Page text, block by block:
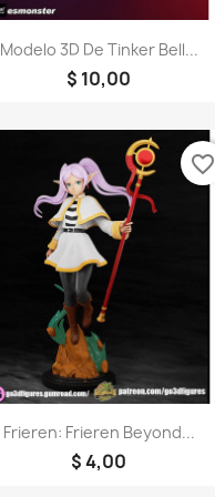
Visualização rápida
Modelo 3D De Tinker Bell...
$ 10,00
Visualização rápida
Frieren: Frieren Beyond...
$ 4,00
favorite_border